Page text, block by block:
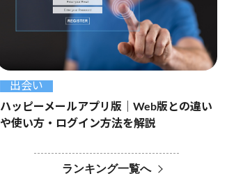
出会い
ハッピーメールアプリ版｜Web版との違い
や使い方・ログイン方法を解説
ランキング一覧へ